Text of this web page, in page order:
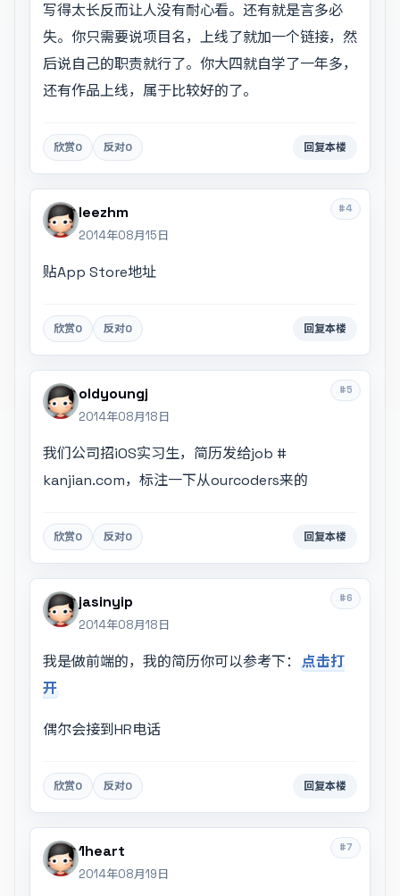
写得太长反而让人没有耐心看。还有就是言多必
失。你只需要说项目名，上线了就加一个链接，然
后说自己的职责就行了。你大四就自学了一年多，
还有作品上线，属于比较好的了。
欣赏0 反对0 回复本楼
#4
leezhm
2014年08月15日
贴App Store地址
欣赏0 反对0 回复本楼
#5
oldyoungj
2014年08月18日
我们公司招iOS实习生，简历发给job #
kanjian.com，标注一下从ourcoders来的
欣赏0 反对0 回复本楼
#6
jasinyip
2014年08月18日
我是做前端的，我的简历你可以参考下： 点击打
开
偶尔会接到HR电话
欣赏0 反对0 回复本楼
#7
1heart
2014年08月19日